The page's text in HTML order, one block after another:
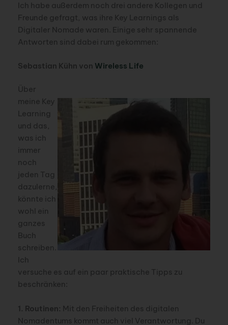
Ich habe außerdem noch drei andere Kollegen und
Freunde gefragt, was ihre Key Learnings als
Digitaler Nomade waren. Einige sehr spannende
Antworten sind dabei rum gekommen:
Sebastian Kühn von Wireless Life
Über
meine Key
Learning
und das,
was ich
immer
noch
jeden Tag
dazulerne,
könnte ich
wohl ein
ganzes
Buch
schreiben.
Ich
versuche es auf ein paar praktische Tipps zu
beschränken:
1. Routinen: Mit den Freiheiten des digitalen
Nomadentums kommt auch viel Verantwortung. Du